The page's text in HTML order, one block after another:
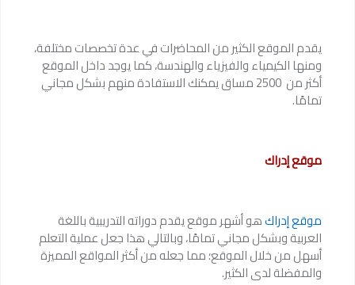
يقدم الموقع الكثير من المحاضرات في عدة تخصصات مختلفة،
ومنها الكيمياء والفيزياء والهندسة، كما يوجد داخل الموقع
أكثر من 2500 مساق يمكنك الاستفادة منهم بشكل مجاني
تمامًا.
موقع إدراك
موقع إدراكهو أشهر موقع يقدم دوراته التدريبية باللغة
العربية وبشكل مجاني تمامًا، وبالتالي هذا جعل عملية التعلم
أسهل من خلال الموقع؛ مما جعله من أكثر المواقع المميزة
والمفضلة لدى الكثير.